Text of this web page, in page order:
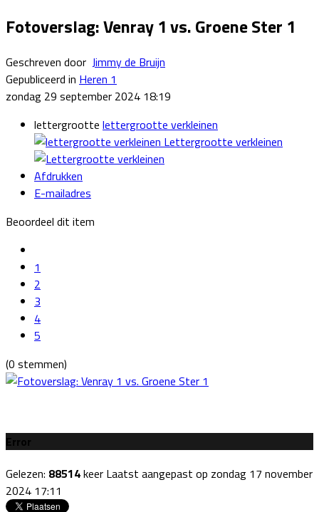
Fotoverslag: Venray 1 vs. Groene Ster 1
Geschreven door Jimmy de Bruijn
Gepubliceerd in Heren 1
zondag 29 september 2024 18:19
lettergrootte lettergrootte verkleinen
Lettergrootte verkleinen
Afdrukken
E-mailadres
Beoordeel dit item
1
2
3
4
5
(0 stemmen)
Error
Gelezen: 88514keer Laatst aangepast op zondag 17 november
2024 17:11